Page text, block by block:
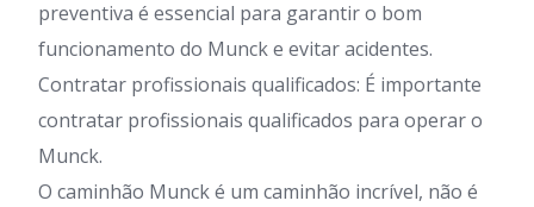
preventiva é essencial para garantir o bom
funcionamento do Munck e evitar acidentes.
Contratar profissionais qualificados: É importante
contratar profissionais qualificados para operar o
Munck.
O caminhão Munck é um caminhão incrível, não é